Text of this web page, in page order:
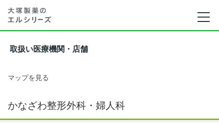
取扱い医療機関・店舗
マップを見る
かなざわ整形外科・婦人科